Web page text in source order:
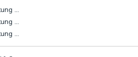
...
...
...